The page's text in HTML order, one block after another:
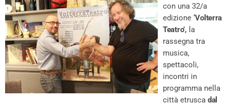
con una 32/a
edizione ‘Volterra
Teatro’, la
rassegna tra
musica,
spettacoli,
incontri in
programma nella
città etrusca dal